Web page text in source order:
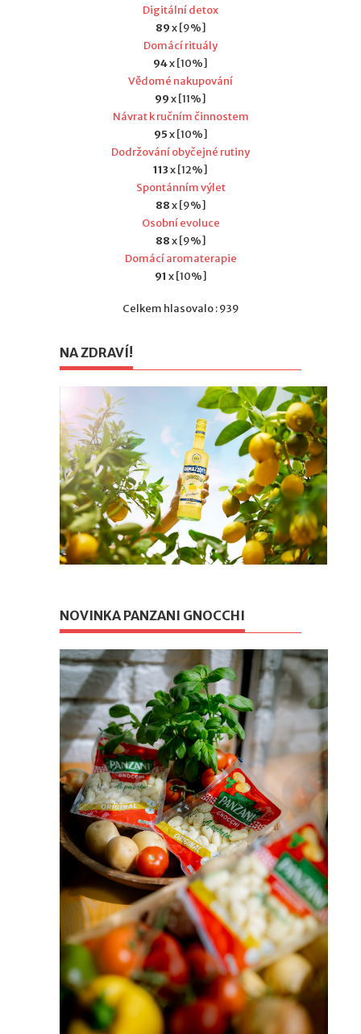
Digitální detox
89x [9%]
Domácí rituály
94x [10%]
Vědomé nakupování
99x [11%]
Návrat k ručním činnostem
95x [10%]
Dodržování obyčejné rutiny
113x [12%]
Spontánním výlet
88x [9%]
Osobní evoluce
88x [9%]
Domácí aromaterapie
91 x [10%]
Celkem hlasovalo : 939
NA ZDRAVÍ!
NOVINKA PANZANI GNOCCHI